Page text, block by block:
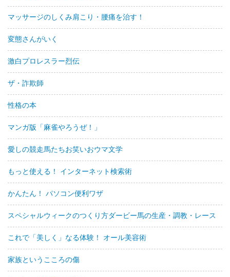
マッサージのしくみ肩こり・腰痛を治す！
変態さんがいく
激白プロレスラー烈伝
ザ・詐欺師
性格の本
マンガ版「麻雀やろうぜ！」
愛しの競走馬たちお笑いおウマ文学
もっと使える！ インターネット検索術
かんたん！ パソコン便利ワザ
スペシャルウィークのつくり方ダービー馬の生産・調教・レース
これで「美しく」なる体験！ オール美容術
家族というこころの傷